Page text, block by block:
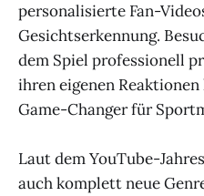
personalisierte Fan-
Gesichtserkennung.
dem Spiel professionell
ihren eigenen
Game-Changer für
Laut dem YouTube-
auch komplett neue